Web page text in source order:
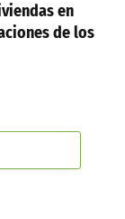
en
de los